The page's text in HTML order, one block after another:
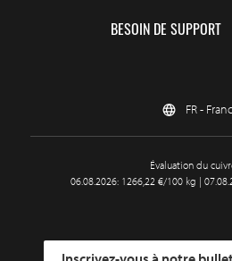
BESOIN DE SUPPORT
FR -
Évaluation du
06.08.2026: 1266,22 €/100 kg |